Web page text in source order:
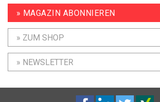
» MAGAZIN ABONNIEREN
» ZUM SHOP
» NEWSLETTER